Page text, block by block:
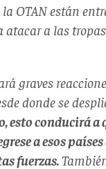
la OTAN están
atacar a las
graves
donde se
esto conducirá a
a esos
fuerzas.